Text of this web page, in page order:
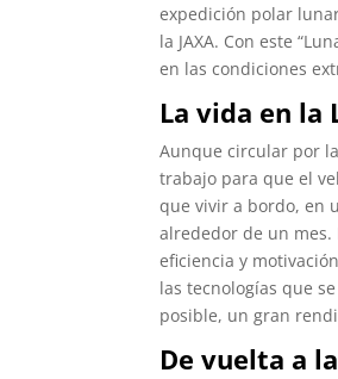
expedición polar
la JAXA. Con este
en las condiciones
La vida en la
Aunque circular por
trabajo para que el
que vivir a bordo, en
alrededor de un
eficiencia y
las tecnologías que
posible, un gran
De vuelta a